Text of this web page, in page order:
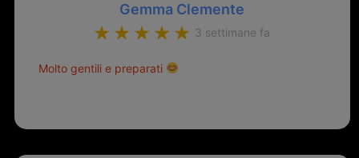
Gemma Clemente
3 settimane fa
Molto gentili e preparati